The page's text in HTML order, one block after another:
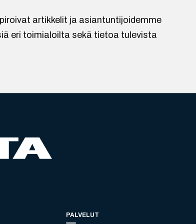
artikkelit ja asiantuntijoidemme
eri toimialoilta sekä tietoa tulevista
PALVELUT